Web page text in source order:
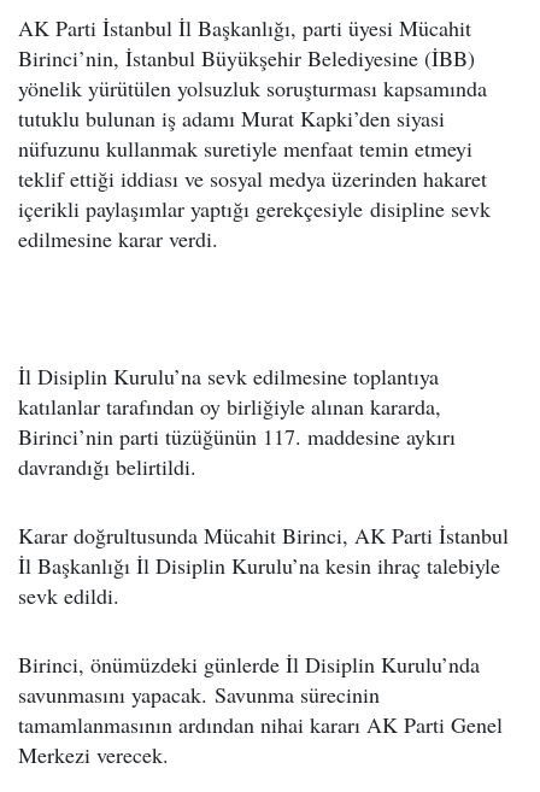
AK Parti İstanbul İl Başkanlığı, parti üyesi Mücahit
Birinci’nin, İstanbul Büyükşehir Belediyesine (İBB)
yönelik yürütülen yolsuzluk soruşturması kapsamında
tutuklu bulunan iş adamı Murat Kapki’den siyasi
nüfuzunu kullanmak suretiyle menfaat temin etmeyi
teklif ettiği iddiası ve sosyal medya üzerinden hakaret
içerikli paylaşımlar yaptığı gerekçesiyle disipline sevk
edilmesine karar verdi.
İl Disiplin Kurulu’na sevk edilmesine toplantıya
katılanlar tarafından oy birliğiyle alınan kararda,
Birinci’nin parti tüzüğünün 117. maddesine aykırı
davrandığı belirtildi.
Karar doğrultusunda Mücahit Birinci, AK Parti İstanbul
İl Başkanlığı İl Disiplin Kurulu’na kesin ihraç talebiyle
sevk edildi.
Birinci, önümüzdeki günlerde İl Disiplin Kurulu’nda
savunmasını yapacak. Savunma sürecinin
tamamlanmasının ardından nihai kararı AK Parti Genel
Merkezi verecek.